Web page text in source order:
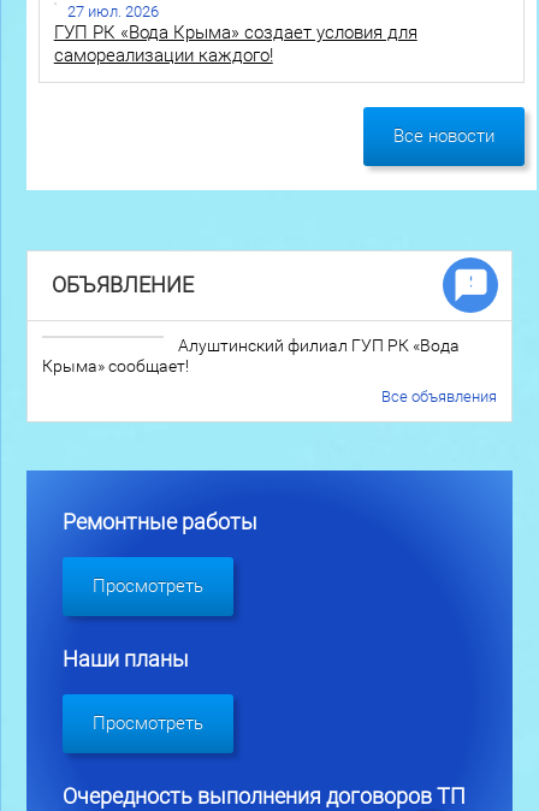
27 июл. 2026
ГУП РК «Вода Крыма» создает условия для
самореализации каждого!
Все новости
ОБЪЯВЛЕНИЕ
Алуштинский филиал ГУП РК «Вода
Крыма» сообщает!
Все объявления
Ремонтные работы
Просмотреть
Наши планы
Просмотреть
Очередность выполнения договоров ТП